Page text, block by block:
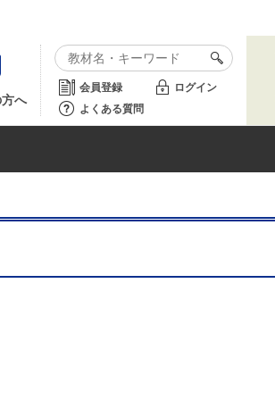
へ
会員登録
ログイン
よくある質問